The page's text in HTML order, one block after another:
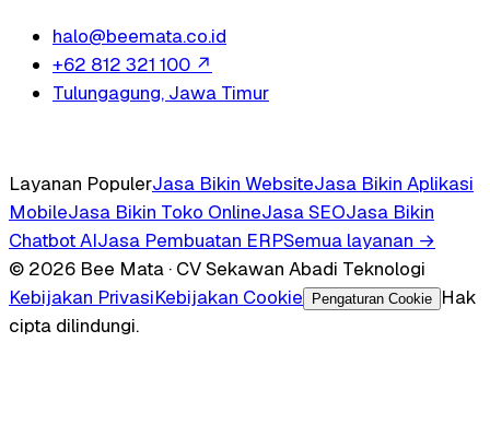
halo@beemata.co.id
+62 812 321 100 ↗
Tulungagung, Jawa Timur
Layanan PopulerJasa Bikin WebsiteJasa Bikin Aplikasi
MobileJasa Bikin Toko OnlineJasa SEOJasa Bikin
Chatbot AIJasa Pembuatan ERPSemua layanan →
© 2026 Bee Mata · CV Sekawan Abadi Teknologi
Kebijakan PrivasiKebijakan Cookie Pengaturan Cookie
Hak
cipta dilindungi.